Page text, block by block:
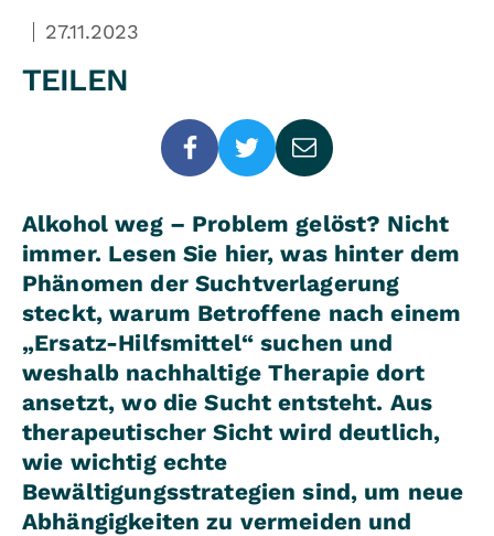
27.11.2023
TEILEN
Alkohol weg – Problem gelöst? Nicht
immer. Lesen Sie hier, was hinter dem
Phänomen der Suchtverlagerung
steckt, warum Betroffene nach einem
„Ersatz-Hilfsmittel“ suchen und
weshalb nachhaltige Therapie dort
ansetzt, wo die Sucht entsteht. Aus
therapeutischer Sicht wird deutlich,
wie wichtig echte
Bewältigungsstrategien sind, um neue
Abhängigkeiten zu vermeiden und